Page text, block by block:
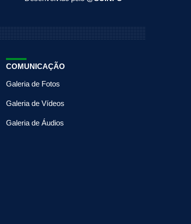
COMUNICAÇÃO
Galeria de Fotos
Galeria de Vídeos
Galeria de Áudios